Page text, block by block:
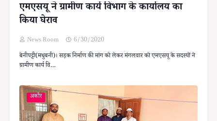
एमएसयू ने ग्रामीण कार्य विभाग के कार्यालय का
किया घेराव
News Room
6/30/2020
बेनीपट्टी(मधुबनी)। सड़क निर्माण की मांग को लेकर मंगलवार को एमएसयू के सदस्यों ने
ग्रामीण कार्य वि…
अकौर